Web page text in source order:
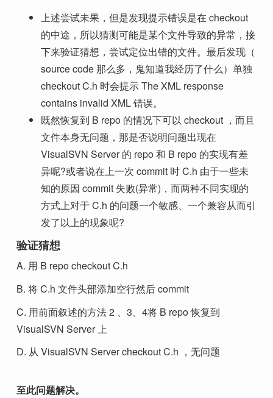
上述尝试未果，但是发现提示错误是在 checkout
的中途，所以猜测可能是某个文件导致的异常，接
下来验证猜想，尝试定位出错的文件。最后发现（
source code 那么多，鬼知道我经历了什么）单独
checkout C.h 时会提示 The XML response
contains invalid XML 错误。
既然恢复到 B repo 的情况下可以 checkout ，而且
文件本身无问题，那是否说明问题出现在
VisualSVN Server 的 repo 和 B repo 的实现有差
异呢?或者说在上一次 commit 时 C.h 由于一些未
知的原因 commit 失败(异常)，而两种不同实现的
方式上对于 C.h 的问题一个敏感、一个兼容从而引
发了以上的现象呢?
验证猜想
A. 用 B repo checkout C.h
B. 将 C.h 文件头部添加空行然后 commit
C. 用前面叙述的方法 2 、3、4将 B repo 恢复到
VisualSVN Server 上
D. 从 VisualSVN Server checkout C.h ，无问题
至此问题解决。